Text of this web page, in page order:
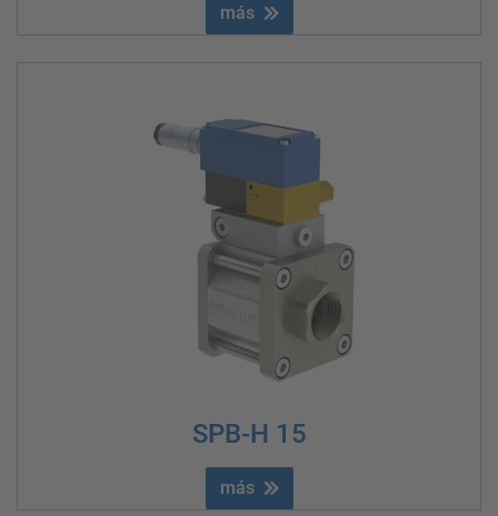
más
SPB-H 15
más